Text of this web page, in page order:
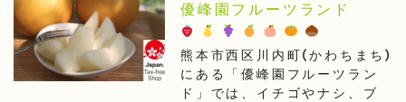
優峰園フルーツランド
熊本市西区川内町(かわちまち)
にある「優峰園フルーツラン
ド」では、イチゴやナシ、ブ